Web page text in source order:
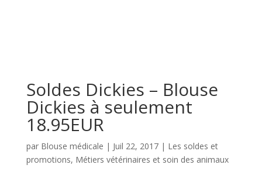
Soldes Dickies – Blouse
Dickies à seulement
18.95EUR
par Blouse médicale | Juil 22, 2017| Les soldes et
promotions, Métiers vétérinaires et soin des animaux